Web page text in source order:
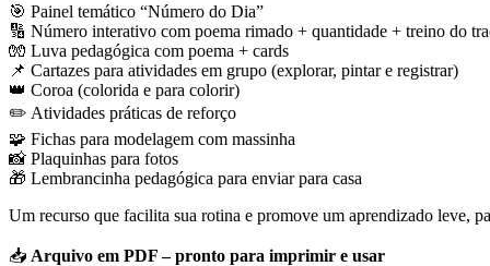
🎯 Painel temático “Número do Dia”
🔢 Número interativo com poema rimado + quantidade + treino do
🧤 Luva pedagógica com poema + cards
📌 Cartazes para atividades em grupo (explorar, pintar e registrar)
👑 Coroa (colorida e para colorir)
✏️ Atividades práticas de reforço
🧩 Fichas para modelagem com massinha
📸 Plaquinhas para fotos
🎁 Lembrancinha pedagógica para enviar para casa
Um recurso que facilita sua rotina e promove um aprendizado leve,
📥 Arquivo em PDF – pronto para imprimir e usar